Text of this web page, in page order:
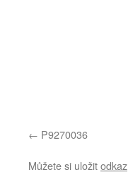
P9270036
Můžete si uložitodkaz